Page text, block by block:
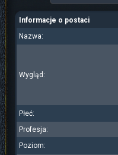
Informacje o postaci
Nazwa:
Wygląd:
Płeć:
Profesja:
Poziom: